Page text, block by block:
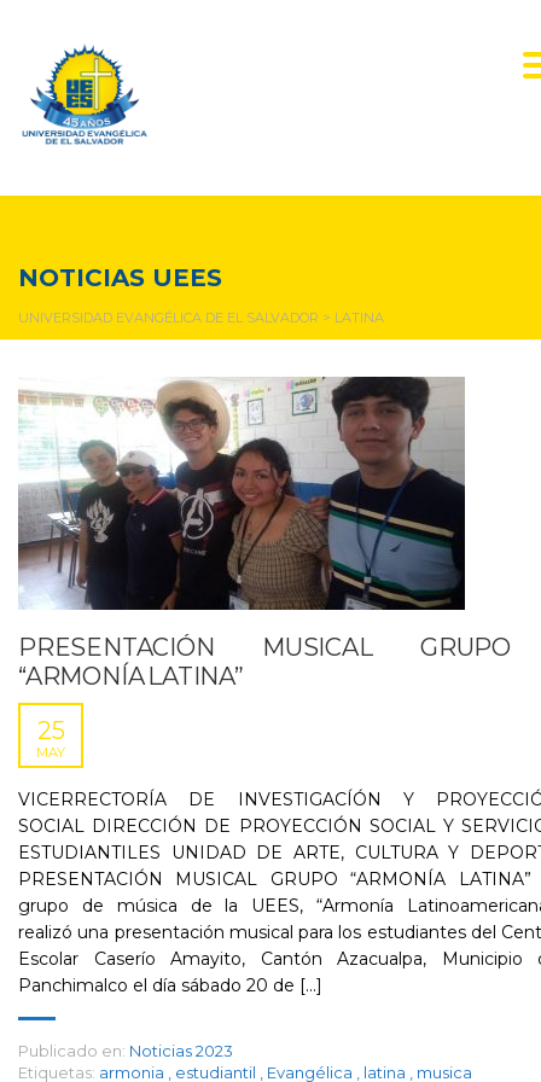
NOTICIAS UEES
UNIVERSIDAD EVANGÉLICA DE EL SALVADOR > LATINA
PRESENTACIÓN MUSICAL GRUPO
“ARMONÍA LATINA”
25
MAY
VICERRECTORÍA DE INVESTIGACÍÓN Y
SOCIAL DIRECCIÓN DE PROYECCIÓN SOCIAL Y
ESTUDIANTILES UNIDAD DE ARTE, CULTURA Y
PRESENTACIÓN MUSICAL GRUPO “ARMONÍA LATINA”
grupo de música de la UEES, “Armonía
realizó una presentación musical para los estudiantes del
Escolar Caserío Amayito, Cantón Azacualpa, Municipio
Panchimalco el día sábado 20 de [...]
Publicado en: Noticias 2023
Etiquetas: armonia estudiantil Evangélica latina musica